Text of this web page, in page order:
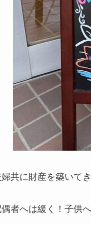
婦共に財産を築いて
者へは緩く！子供